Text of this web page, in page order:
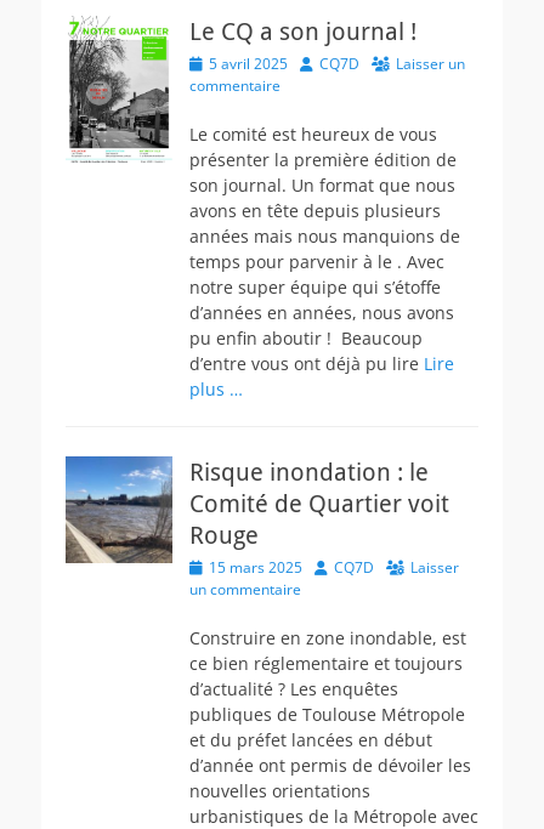
Le CQ a son journal !
Posted
on
5 avril 2025 Author
CQ7D
Laisser un
commentaire
Le comité est heureux de vous
présenter la première édition de
son journal. Un format que nous
avons en tête depuis plusieurs
années mais nous manquions de
temps pour parvenir à le . Avec
notre super équipe qui s’étoffe
d’années en années, nous avons
pu enfin aboutir ! Beaucoup
d’entre vous ont déjà pu lire Lire
plus …
Risque inondation : le
Comité de Quartier voit
Rouge
Posted
on
15 mars 2025 Author
CQ7D
Laisser
un commentaire
Construire en zone inondable, est
ce bien réglementaire et toujours
d’actualité ? Les enquêtes
publiques de Toulouse Métropole
et du préfet lancées en début
d’année ont permis de dévoiler les
nouvelles orientations
urbanistiques de la Métropole avec